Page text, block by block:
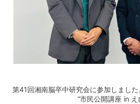
第41回湘南脳卒中研究会に参加しました
“市民公開講座 in え